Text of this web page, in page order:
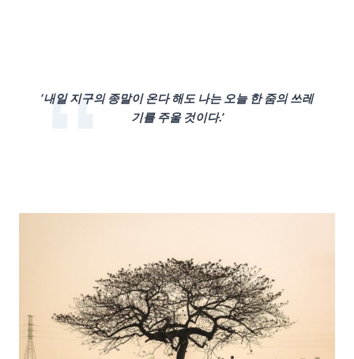
‘내일 지구의 종말이 온다 해도 나는 오늘 한 줌의 쓰레
기를 주울 것이다.’